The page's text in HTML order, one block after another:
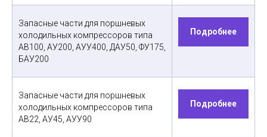
Запасные части для поршневых
холодильных компрессоров типа
АВ100, АУ200, АУУ400, ДАУ50, ФУ175,
БАУ200
Подробнее
Запасные части для поршневых
холодильных компрессоров типа
АВ22, АУ45, АУУ90
Подробнее